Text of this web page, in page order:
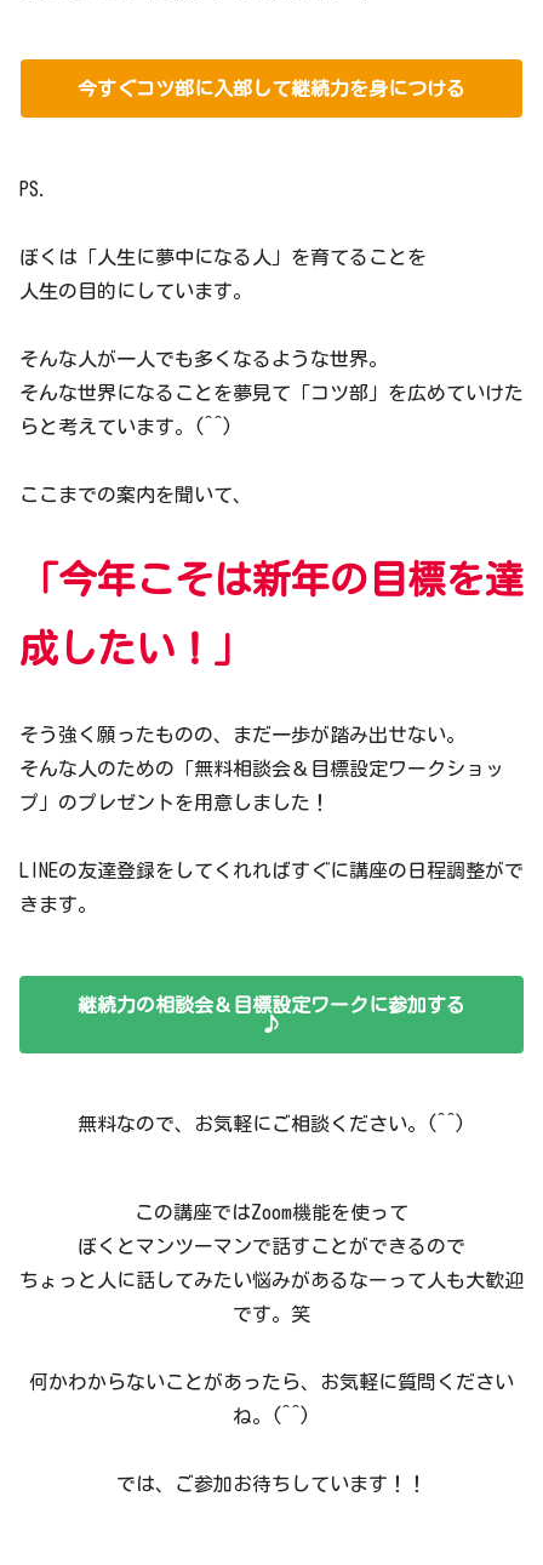
今すぐコツ部に入部して継続力を身につける
PS.
ぼくは「人生に夢中になる人」を育てることを
人生の目的にしています。
そんな人が一人でも多くなるような世界。
そんな世界になることを夢見て「コツ部」を広めていけた
らと考えています。(^^)
ここまでの案内を聞いて、
「今年こそは新年の目標を達
成したい！」
そう強く願ったものの、まだ一歩が踏み出せない。
そんな人のための「無料相談会＆目標設定ワークショッ
プ」のプレゼントを用意しました！
LINEの友達登録をしてくれればすぐに講座の日程調整がで
きます。
継続力の相談会＆目標設定ワークに参加する
♪
無料なので、お気軽にご相談ください。(^^)
この講座ではZoom機能を使って
ぼくとマンツーマンで話すことができるので
ちょっと人に話してみたい悩みがあるなーって人も大歓迎
です。笑
何かわからないことがあったら、お気軽に質問ください
ね。(^^)
では、ご参加お待ちしています！！